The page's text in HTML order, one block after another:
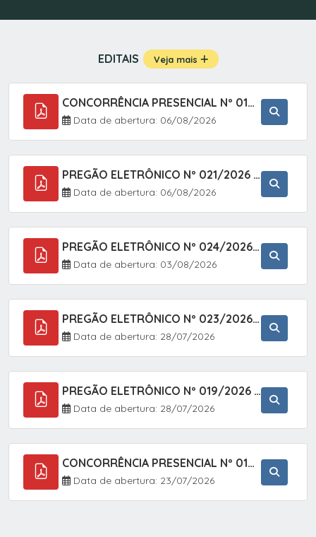
EDITAIS Veja mais
CONCORRÊNCIA PRESENCIAL Nº 019/2025 - PAVIMENTAÇÃO ASFÁLTICA EM TRECHO DA RUA 2 NO BAIRRO VILA SOARES NO MUNICÍPIO DE SETE BARRAS/SP.
Data de abertura: 06/08/2026
PREGÃO ELETRÔNICO Nº 021/2026 - AQUISIÇÃO DE CONTENTORES E CARRINHOS, DESTINADOS A COLETIVA E MANEJO DE RESÍDUOS SÓLIDOS, ATRAVÉS DO SISTEMA DE REGISTRO DE PREÇOS (SRP)
Data de abertura: 06/08/2026
PREGÃO ELETRÔNICO Nº 024/2026 - AQUISIÇÃO DE GÁS MEDICINAL TIPO OXIGÊNIO (1,00 M3, 3,00 M3 E 10,00 M3), EM ATENDIMENTO À SECRETARIA MUNICIPAL DE SAÚDE, ATRAVÉS DO SISTEMA DE REGISTRO DE PREÇOS (SRP)
Data de abertura: 03/08/2026
PREGÃO ELETRÔNICO Nº 023/2026 - AQUISIÇÃO DE ENXOVAL INFANTIL, EM ATENDIMENTO À SECRETARIA MUNICIPAL DE EDUCAÇÃO, ATRAVÉS DO SISTEMA DE REGISTRO DE PREÇOS (SRP).
Data de abertura: 28/07/2026
PREGÃO ELETRÔNICO Nº 019/2026 - CONTRATAÇÃO DE EMPRESA ESPECIALIZADA PARA A PRESTAÇÃO DE SERVIÇOS VETERINÁRIOS CLÍNICOS E CIRÚRGICOS, COM FOCO EM AÇÕES DE SAÚDE PÚBLICA, BEM-ESTAR ANIMAL E CONTROLE POPULACIONAL ÉTICO DE CÃES E GATOS, EM ATENDIMENTO À
Data de abertura: 28/07/2026
CONCORRÊNCIA PRESENCIAL Nº 018/2026 - PAVIMENTAÇÃO ASFÁLTICA NO BAIRRO VOTUPOCA ? ESTRADA DA RAPOSA, NO MUNICÍPIO DE SETE BARRAS/SP
Data de abertura: 23/07/2026